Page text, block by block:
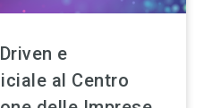
e
al Centro